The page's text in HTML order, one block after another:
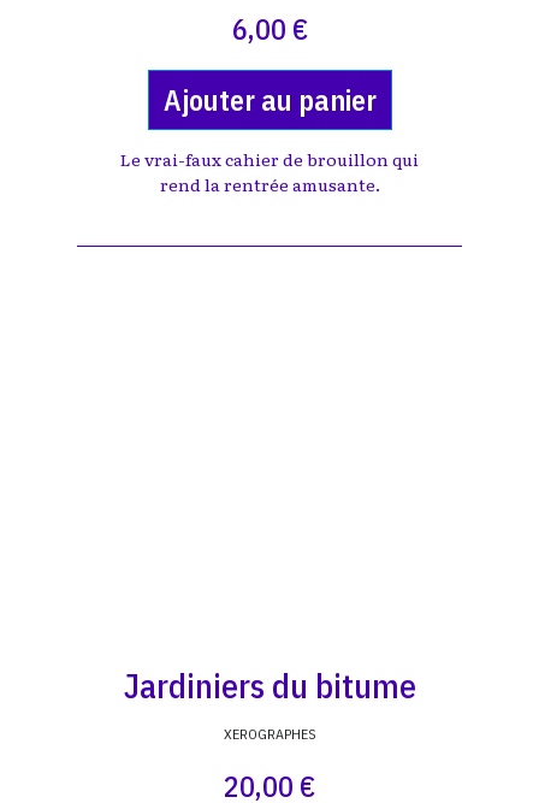
6,00 €
Ajouter au panier
Le vrai-faux cahier de brouillon qui
rend la rentrée amusante.
Jardiniers du bitume
XEROGRAPHES
20,00 €